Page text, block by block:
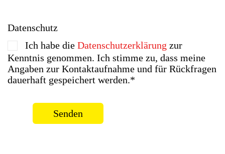
Datenschutz
Ich habe die Datenschutzerklärung zur
Kenntnis genommen. Ich stimme zu, dass meine
Angaben zur Kontaktaufnahme und für Rückfragen
dauerhaft gespeichert werden.*
Senden